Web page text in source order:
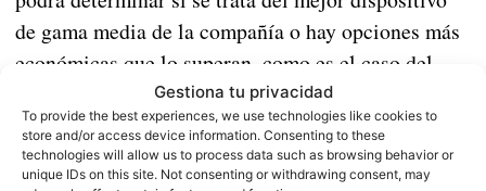
Gestiona tu privacidad
To provide the best experiences, we use technologies like cookies to
store and/or access device information. Consenting to these
technologies will allow us to process data such as browsing behavior or
unique IDs on this site. Not consenting or withdrawing consent, may
de gama media de la compañía o hay opciones más
económicas que lo superan, como es el caso del
Redmi Note 12 en estos momentos.
NOTICIAS